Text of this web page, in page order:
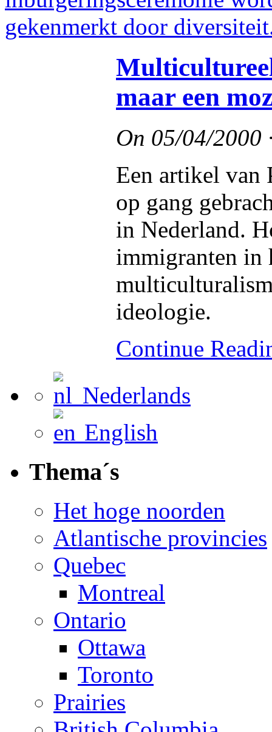
maar een
On 05/04/2000
Een artikel van
op gang
in Nederland.
immigranten in
ideologie.
Continue
Nederlands
English
Thema´s
Het hoge noorden
Atlantische provincies
Quebec
Montreal
Ontario
Ottawa
Toronto
Prairies